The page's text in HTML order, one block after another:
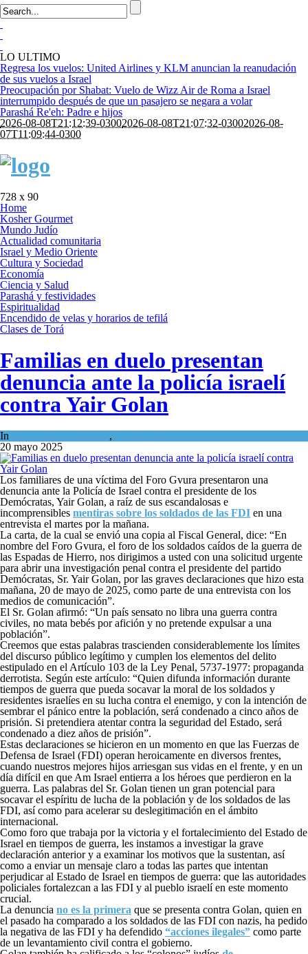
LO ULTIMO
Regresa los vuelos: United Airlines y KLM anuncian la reanudación
de sus vuelos a Israel
Preocupación por Shabat: Vuelo de Wizz Air de Roma a Israel
interrumpido después de que un pasajero se negara a volar
Parashá Re'eh: Padre e hijos
2026-08-08T21:12:39-03002026-08-08T21:07:32-03002026-08-
07T11:09:44-0300
728 x 90
Home
Kosher Gourmet
Mundo Judío
Actualidad comunitaria
Israel y Medio Oriente
Cultura y Sociedad
Economía
Ciencia y Salud
Parashá y festividades
Espiritualidad
Encendido de velas y horarios de tefilá
Clases de Torá
Familias en duelo presentan
denuncia ante la policía israelí
contra Yair Golan
In ,
20 mayo 2025
Los familiares de una víctima del Foro Gvura presentaron una
denuncia ante la Policía de Israel contra el presidente de los
Demócratas, Yair Golan, a raíz de sus escandalosas e
incomprensibles mentiras sobre los soldados de las FDI en una
entrevista el martes por la mañana.
La carta, de la cual se envió una copia al Fiscal General, dice: “En
nombre del Foro Gvura, el foro de los soldados caídos de la guerra de
las Espadas de Hierro, nos dirigimos a usted con una solicitud urgente
para abrir una investigación penal contra el presidente del partido
Demócratas, Sr. Yair Golan, por las graves declaraciones que hizo esta
mañana, 20 de mayo de 2025, como parte de una entrevista con los
medios de comunicación”.
El Sr. Golan afirmó: “Un país sensato no libra una guerra contra
civiles, no mata bebés por afición y no pretende expulsar a una
población”.
Creemos que estas palabras trascienden considerablemente los límites
del discurso público legítimo y cumplen los elementos del delito
estipulado en el Artículo 103 de la Ley Penal, 5737-1977: propaganda
derrotista. Según este artículo: “Quien difunda información durante
tiempos de guerra que pueda socavar la moral de los soldados y
residentes israelíes en su lucha contra el enemigo, y con la intención de
sembrar el pánico entre la población, será condenado a cinco años de
prisión. Si pretendiera atentar contra la seguridad del Estado, será
condenado a diez años de prisión”.
Estas declaraciones se hicieron en un momento en que las Fuerzas de
Defensa de Israel (FDI) operan heroicamente en diversos frentes,
cuando nuestros mejores hijos arriesgan sus vidas en el frente, y en un
día difícil en que Am Israel entierra a los héroes que perdieron en la
guerra. Las palabras del Sr. Golan tienen un gran potencial para
socavar el espíritu de lucha de la población y de los soldados de las
FDI, así como para acelerar su deslegitimación en el ámbito
internacional.
Como foro que trabaja por la victoria y el fortalecimiento del Estado de
Israel en tiempos de guerra, les instamos a investigar la grave
declaración anterior y a examinar los motivos que la sustentan, así
como a enviar un mensaje claro a todas las partes que intentan
perjudicar al Estado de Israel en tiempos de guerra: que las autoridades
policiales fortalezcan a las FDI y al pueblo israelí en este momento
crucial.
La denuncia no es la primera que se presenta contra Golan, quien en
el pasado ha comparado a los soldados de las FDI con nazis, ha pedido
la negativa de las FDI y ha defendido “acciones ilegales” como parte
de un levantamiento civil contra el gobierno.